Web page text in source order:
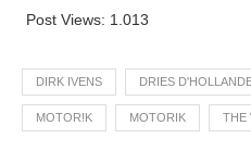
Post Views: 1.013
DIRK IVENS DRIES
MOTOR!K MOTORIK THE